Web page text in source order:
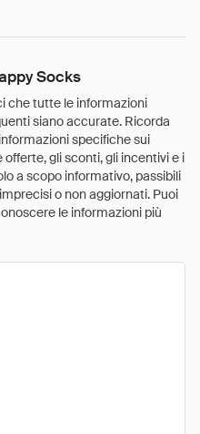
Socks
che tutte le informazioni
siano accurate. Ricorda
specifiche sui
gli sconti, gli incentivi e i
a scopo informativo, passibili
o non aggiornati. Puoi
le informazioni più